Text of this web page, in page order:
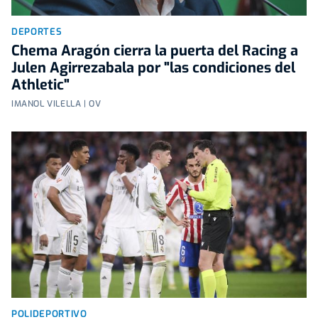
DEPORTES
Chema Aragón cierra la puerta del Racing a
Julen Agirrezabala por "las condiciones del
Athletic"
IMANOL VILELLA | OV
POLIDEPORTIVO